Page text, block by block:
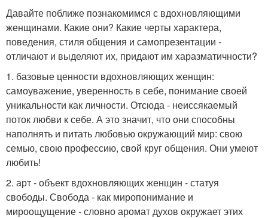
Давайте поближе познакомимся с вдохновляющими
женщинами. Какие они? Какие черты характера,
поведения, стиля общения и самопрезентации -
отличают и выделяют их, придают им харазматичности?
1. базовые ценности вдохновляющих женщин:
самоуважение, уверенность в себе, понимание своей
уникальности как личности. Отсюда - неиссякаемый
поток любви к себе. А это значит, что они способны
наполнять и питать любовью окружающий мир: свою
семью, свою профессию, свой круг общения. Они умеют
любить!
2. арт - объект вдохновляющих женщин - статуя
свободы. Свобода - как миропонимание и
мироощущение - словно аромат духов окружает этих